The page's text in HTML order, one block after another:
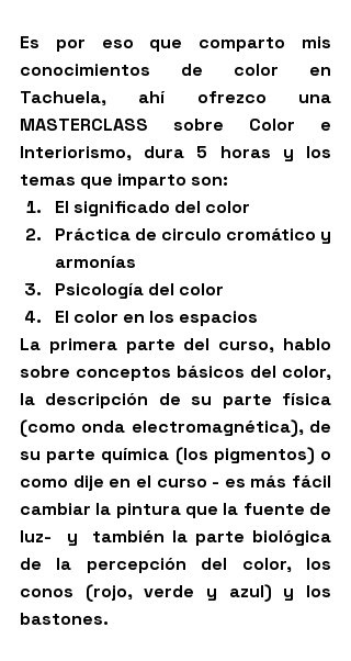
Es por eso que comparto mis
conocimientos de color en
Tachuela, ahí ofrezco una
MASTERCLASS sobre Color e
Interiorismo, dura 5 horas y los
temas que imparto son:
El significado del color
Práctica de circulo cromático y
armonías
Psicología del color
El color en los espacios
La primera parte del curso, hablo
sobre conceptos básicos del color,
la descripción de su parte física
(como onda electromagnética), de
su parte química (los pigmentos) o
como dije en el curso - es más fácil
cambiar la pintura que la fuente de
luz-  y  también la parte biológica
de la percepción del color, los
conos (rojo, verde y azul) y los
bastones.